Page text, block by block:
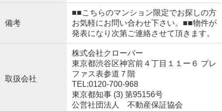
備考
■■こちらのマンション限定でお探しの方
お気軽にお問い合わせ下さい。■■物件が
発表になり次第ご連絡させて頂きます。
取扱会社
株式会社クローバー
東京都渋谷区神宮前４丁目１１ー６ プレ
ファス表参道７階
TEL:0120-700-968
東京都知事 (3) 第95156号
公営社団法人 不動産保証協会